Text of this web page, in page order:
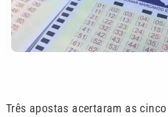
Três apostas acertaram as